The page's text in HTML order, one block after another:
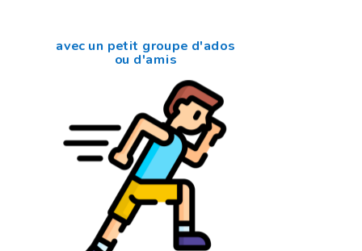
avec un petit groupe d'ados
ou d'amis